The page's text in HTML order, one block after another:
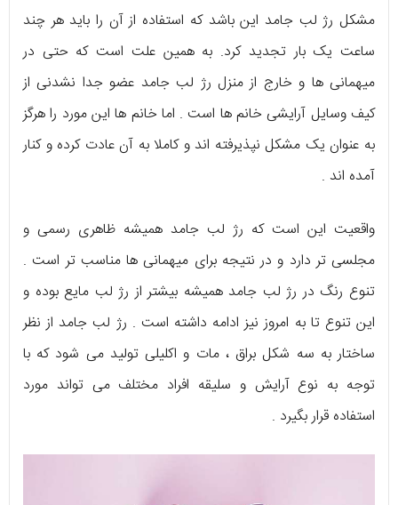
مشکل رژ لب جامد این باشد که استفاده از آن را باید هر چند
ساعت یک بار تجدید کرد. به همین علت است که حتی در
میهمانی ها و خارج از منزل رژ لب جامد عضو جدا نشدنی از
کیف وسایل آرایشی خانم ها است . اما خانم ها این مورد را هرگز
به عنوان یک مشکل نپذیرفته اند و کاملا به آن عادت کرده و کنار
آمده اند .
واقعیت این است که رژ لب جامد همیشه ظاهری رسمی و
مجلسی تر دارد و در نتیجه برای میهمانی ها مناسب تر است .
تنوع رنگ در رژ لب جامد همیشه بیشتر از رژ لب مایع بوده و
این تنوع تا به امروز نیز ادامه داشته است . رژ لب جامد از نظر
ساختار به سه شکل براق ، مات و اکلیلی تولید می شود که با
توجه به نوع آرایش و سلیقه افراد مختلف می تواند مورد
استفاده قرار بگیرد .